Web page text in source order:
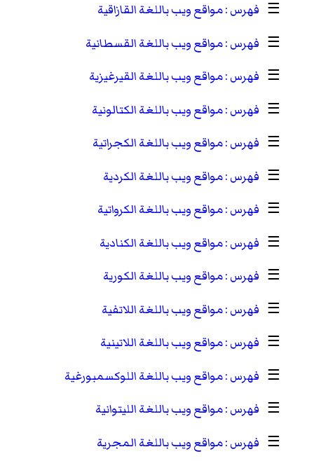
☰
مواقع ويب باللغة القازاقية
☰
مواقع ويب باللغة القسطانية
☰
مواقع ويب باللغة القيرغيزية
☰
مواقع ويب باللغة الكتالونية
☰
مواقع ويب باللغة الكجراتية
☰
مواقع ويب باللغة الكردية
☰
مواقع ويب باللغة الكرواتية
☰
مواقع ويب باللغة الكنادية
☰
مواقع ويب باللغة الكورية
☰
مواقع ويب باللغة اللاتفية
☰
مواقع ويب باللغة اللاتينية
☰
مواقع ويب باللغة اللوكسمبورغية
☰
مواقع ويب باللغة الليتوانية
☰
مواقع ويب باللغة المجرية